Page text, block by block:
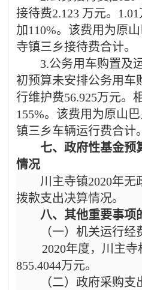
接待费2.123 万元。1.01
加110%。 该费用为原
寺镇三乡接待费合计。
3.公务用车购置及
初预算未安排公务用车
行维护费56.925万元。
155%。 该费用为原山
镇三乡车辆运行费合计。
七、政府性基金预
情况
川主寺镇2020年无
拨款支出决算情况。
八、其他重要事项
（一）机关运行
2020年度，川主寺
855.4044万元。
（二）政府采购支